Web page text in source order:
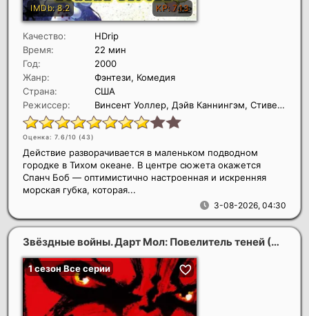
Качество:
HDrip
Время:
22 мин
Год:
2000
Жанр:
Фэнтези, Комедия
Страна:
США
Режиссер:
Винсент Уоллер, Дэйв Каннингэм, Стивен Хилленбёрг
Оценка: 7.6/10 (43)
3-08-2026, 04:30
Действие разворачивается в маленьком подводном
городке в Тихом океане. В центре сюжета окажется
Спанч Боб — оптимистично настроенная и искренняя
морская губка, которая...
Звёздные войны. Дарт Мол: Повелитель теней (2026)